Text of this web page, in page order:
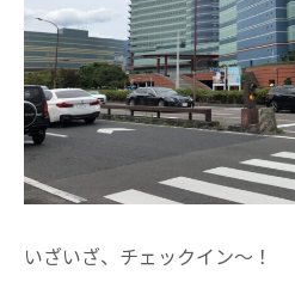
いざいざ、チェックイン～！